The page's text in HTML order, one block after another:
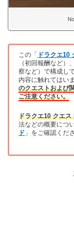
この「 ドラクエ10
（初回報酬など）
察など）で構成し
内容に触れてはい
のクエストおよび
ご注意ください。
ドラクエ10 クエス
法などの概要につ
ド 」をご確認くだ